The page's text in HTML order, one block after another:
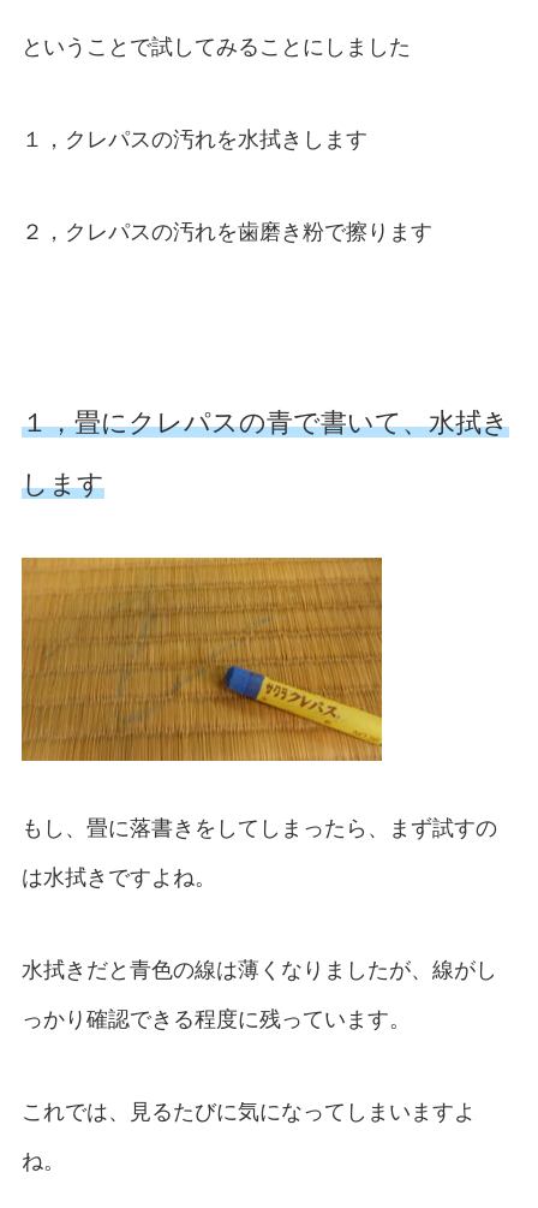
ということで試してみることにしました
１，クレパスの汚れを水拭きします
２，クレパスの汚れを歯磨き粉で擦ります
１，畳にクレパスの青で書いて、水拭き
します
もし、畳に落書きをしてしまったら、まず試すの
は水拭きですよね。
水拭きだと青色の線は薄くなりましたが、線がし
っかり確認できる程度に残っています。
これでは、見るたびに気になってしまいますよ
ね。